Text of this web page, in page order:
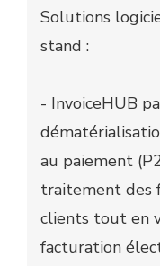
Solutions
stand :
- InvoiceHUB
au paiement
traitement des
clients tout en
facturation